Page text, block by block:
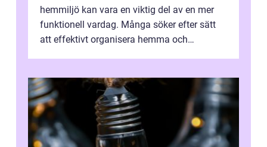
hemmiljö kan vara en viktig del av en mer
funktionell vardag. Många söker efter sätt
att effektivt organisera hemma och